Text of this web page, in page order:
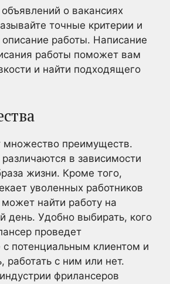
о вакансиях
точные критерии и
работы. Написание
работы поможет вам
и найти подходящего
множество преимуществ.
в зависимости
жизни. Кроме того,
уволенных работников
найти работу на
день. Удобно выбирать, кого
проведет
с потенциальным клиентом и
работать с ним или нет.
фрилансеров